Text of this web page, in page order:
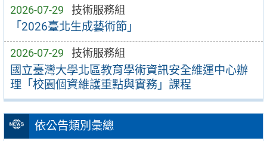
2026-07-29 技術服務組
「2026臺北生成藝術節」
2026-07-29 技術服務組
國立臺灣大學北區教育學術資訊安全維運中心辦
理「校園個資維護重點與實務」課程
依公告類別彙總